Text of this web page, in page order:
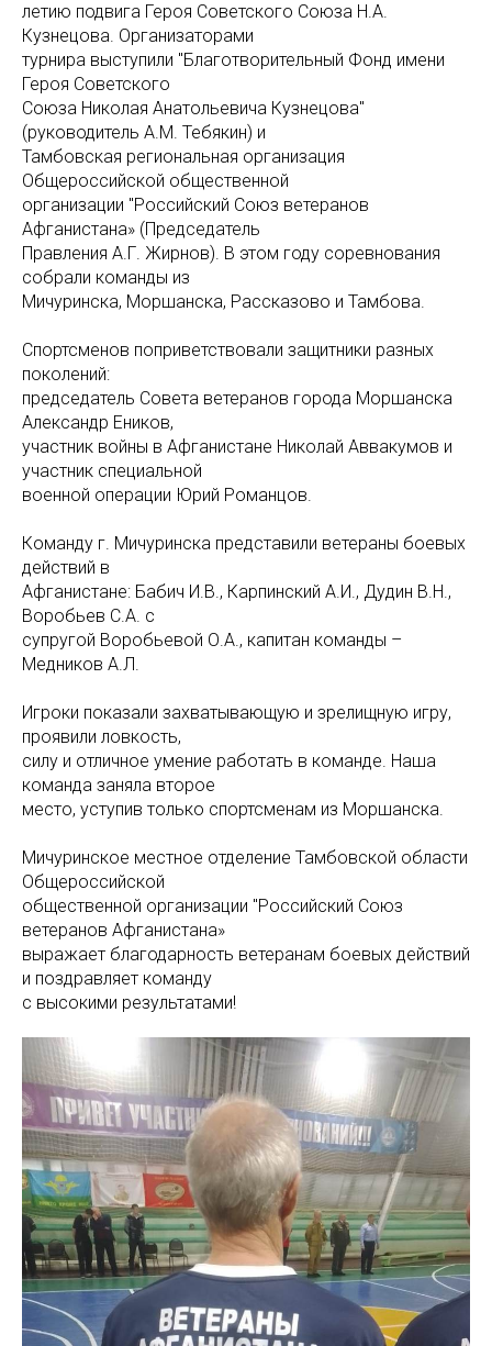
летию подвига Героя Советского Союза Н.А.
Кузнецова. Организаторами
турнира выступили "Благотворительный Фонд имени
Героя Советского
Союза Николая Анатольевича Кузнецова"
(руководитель А.М. Тебякин) и
Тамбовская региональная организация
Общероссийской общественной
организации "Российский Союз ветеранов
Афганистана» (Председатель
Правления А.Г. Жирнов). В этом году соревнования
собрали команды из
Мичуринска, Моршанска, Рассказово и Тамбова.
Спортсменов поприветствовали защитники разных
поколений:
председатель Совета ветеранов города Моршанска
Александр Еников,
участник войны в Афганистане Николай Аввакумов и
участник специальной
военной операции Юрий Романцов.
Команду г. Мичуринска представили ветераны боевых
действий в
Афганистане: Бабич И.В., Карпинский А.И., Дудин В.Н.,
Воробьев С.А. с
супругой Воробьевой О.А., капитан команды –
Медников А.Л.
Игроки показали захватывающую и зрелищную игру,
проявили ловкость,
силу и отличное умение работать в команде. Наша
команда заняла второе
место, уступив только спортсменам из Моршанска.
Мичуринское местное отделение Тамбовской области
Общероссийской
общественной организации "Российский Союз
ветеранов Афганистана»
выражает благодарность ветеранам боевых действий
и поздравляет команду
с высокими результатами!